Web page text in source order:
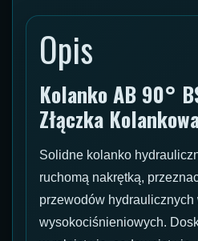
Opis
Kolanko AB 90°
Złączka
Solidne kolanko
ruchomą nakrętką,
przewodów hydraulicznych
wysokociśnieniowych.